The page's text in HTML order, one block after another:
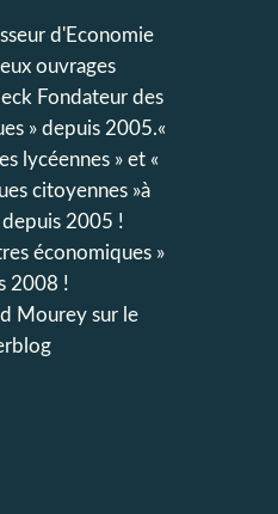
d'Economie
ouvrages
Fondateur des
» depuis 2005.«
lycéennes » et «
citoyennes »à
2005 !
économiques »
2008 !
Moureysur le